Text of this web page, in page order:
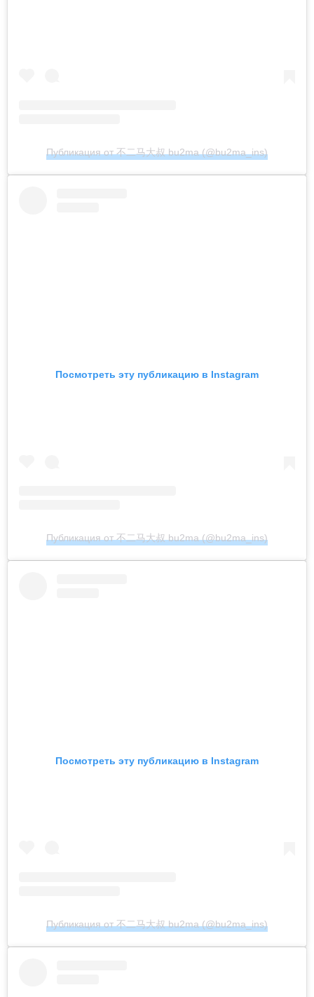
Публикация от 不二马大叔 bu2ma (@bu2ma_ins)
Посмотреть эту публикацию в Instagram
Публикация от 不二马大叔 bu2ma (@bu2ma_ins)
Посмотреть эту публикацию в Instagram
Публикация от 不二马大叔 bu2ma (@bu2ma_ins)